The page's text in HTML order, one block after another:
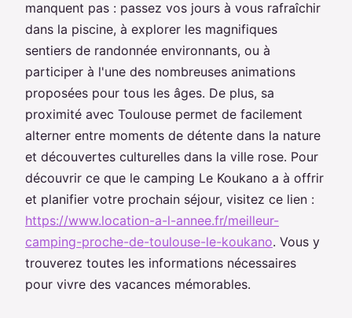
manquent pas : passez vos jours à vous rafraîchir
dans la piscine, à explorer les magnifiques
sentiers de randonnée environnants, ou à
participer à l'une des nombreuses animations
proposées pour tous les âges. De plus, sa
proximité avec Toulouse permet de facilement
alterner entre moments de détente dans la nature
et découvertes culturelles dans la ville rose. Pour
découvrir ce que le camping Le Koukano a à offrir
et planifier votre prochain séjour, visitez ce lien :
https://www.location-a-l-annee.fr/meilleur-
camping-proche-de-toulouse-le-koukano. Vous y
trouverez toutes les informations nécessaires
pour vivre des vacances mémorables.